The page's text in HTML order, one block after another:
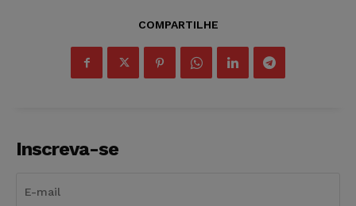
COMPARTILHE
Inscreva-se